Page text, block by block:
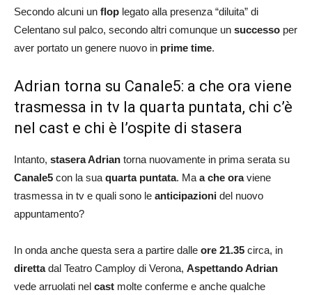
Secondo alcuni un flop legato alla presenza “diluita” di
Celentano sul palco, secondo altri comunque un successo per
aver portato un genere nuovo in prime time.
Adrian torna su Canale5: a che ora viene
trasmessa in tv la quarta puntata, chi c’è
nel cast e chi è l’ospite di stasera
Intanto, stasera Adrian torna nuovamente in prima serata su
Canale5 con la sua quarta puntata. Ma a che oraviene
trasmessa in tv e quali sono le anticipazioni del nuovo
appuntamento?
In onda anche questa sera a partire dalle ore 21.35 circa, in
direttadal Teatro Camploy di Verona, Aspettando Adrian
vede arruolati nel cast molte conferme e anche qualche